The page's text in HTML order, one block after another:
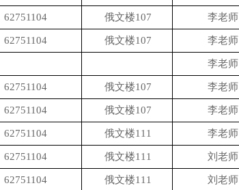
62751104 俄文楼107 李老师
62751104 俄文楼107 李老师
李老师
62751104 俄文楼107 李老师
62751104 俄文楼107 李老师
62751104 俄文楼111 李老师
62751104 俄文楼111 刘老师
62751104 俄文楼111 刘老师